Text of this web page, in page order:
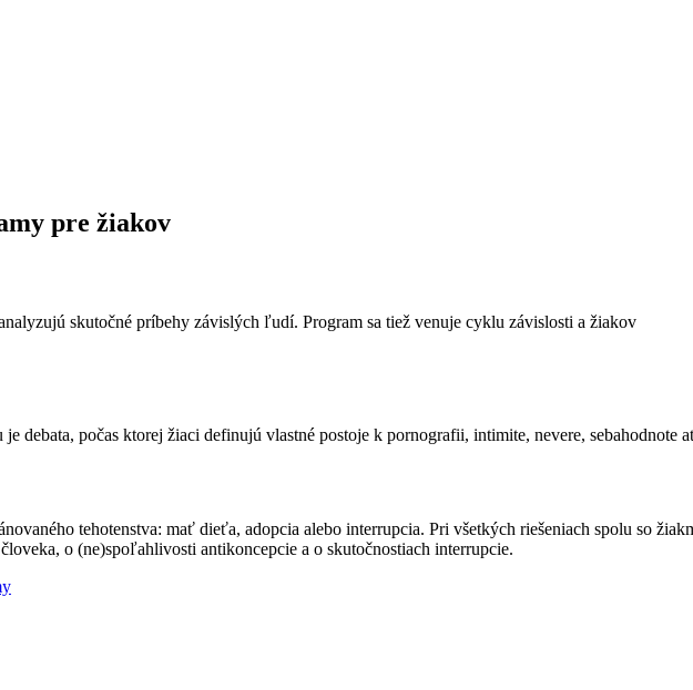
pre žiakov
skutočné príbehy závislých ľudí. Program sa tiež venuje cyklu závislosti a žiakov
debata, počas ktorej žiaci definujú vlastné postoje k pornografii, intimite, nevere, sebahodnote
tehotenstva: mať dieťa, adopcia alebo interrupcia. Pri všetkých riešeniach spolu so
o (ne)spoľahlivosti antikoncepcie a o skutočnostiach interrupcie.